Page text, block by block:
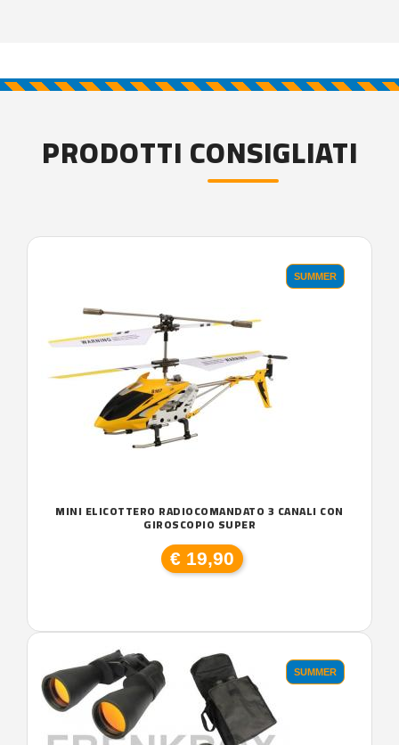
PRODOTTI CONSIGLIATI
SUMMER
MINI ELICOTTERO RADIOCOMANDATO 3 CANALI CON
GIROSCOPIO SUPER
€ 19,90
SUMMER